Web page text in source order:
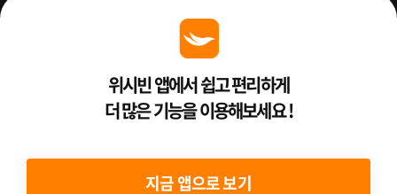
Venture Enterprise위시빈 앱에서 쉽고 편리하게
더 많은 기능을 이용해보세요 !
지금 앱으로 보기